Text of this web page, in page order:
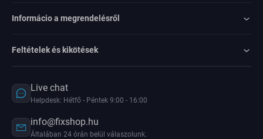
Informácio a megrendelésről
Feltételek és kikötések
Live chat
Helpdesk: Hétfő - Péntek 9:00 - 16:00
info@fixshop.hu
Általában 24 órán belül válaszolunk.